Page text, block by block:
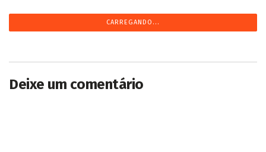
CARREGANDO...
Deixe um comentário